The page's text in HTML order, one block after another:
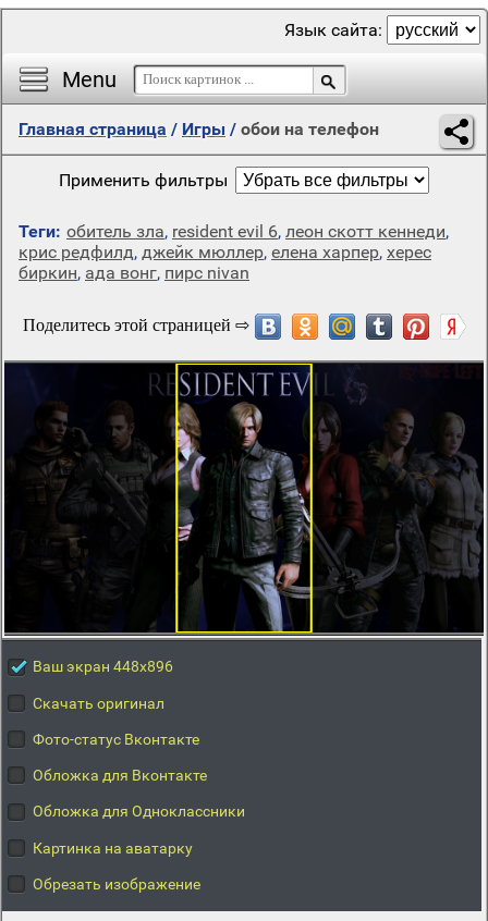
Menu
Язык сайта:
Главная страница / Игры / обои на телефон
Применить фильтры
Теги: обитель зла, resident evil 6, леон скотт кеннеди,
крис редфилд, джейк мюллер, елена харпер, херес
биркин, ада вонг, пирс nivan
Ваш экран 448x896
Скачать оригинал
Фото-статус Вконтакте
Обложка для Вконтакте
Обложка для Одноклассники
Картинка на аватарку
Обрезать изображение